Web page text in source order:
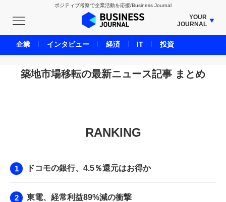
ポジティブ考察で企業活動を応援/Business Journal
YOUR
JOURNAL
BUSINESS JOURNAL
UNICORN JOURNAL
CARBON CREDITS JOURNAL
LIFE ENDING JOURNAL
BPaaS JOURNAL
築地市場移転の最新ニュース記事 まとめ
RANKING
ドコモの銀行、4.5％還元はお得か
東電、経常利益89%減の衝撃
企業 インタビュー 経済 IT 投資